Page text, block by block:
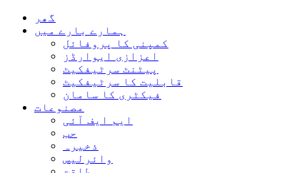
گھر
ہمارے بارے میں
کمپنی کا پروفائل
اعزازی ایوارڈز
پیٹنٹ سرٹیفکیٹ
قابلیت کا سرٹیفکیٹ
فیکٹری کا سامان
مصنوعات
ایم ایف آئی
حب
ذخیرہ
وائرلیس